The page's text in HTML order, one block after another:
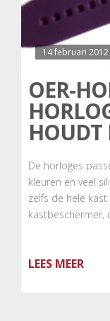
14 februari 2012
OER-
HOUDT
De horloges
kleuren en veel
zelfs de hele
kastbeschermer,
LEES MEER